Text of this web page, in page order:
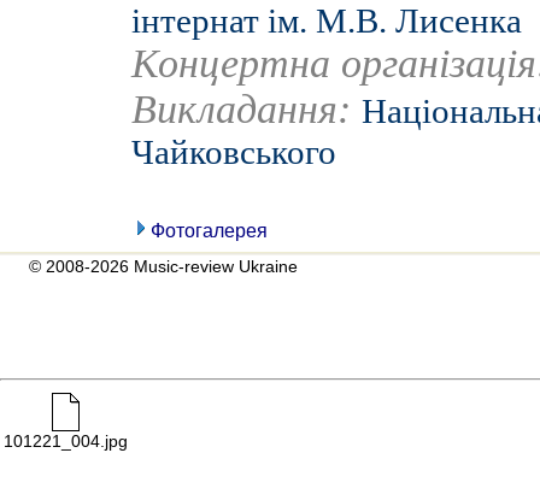
інтернат ім. М.В. Лисенка
Концертна
Викладання:
Чайковського
Фотогалерея
© 2008-2026 Music-review Ukraine
101221_004.jpg